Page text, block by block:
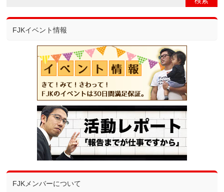
FJKイベント情報
FJKメンバーについて